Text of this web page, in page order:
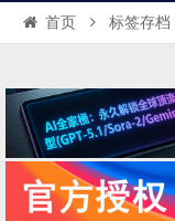
首页 标签存档